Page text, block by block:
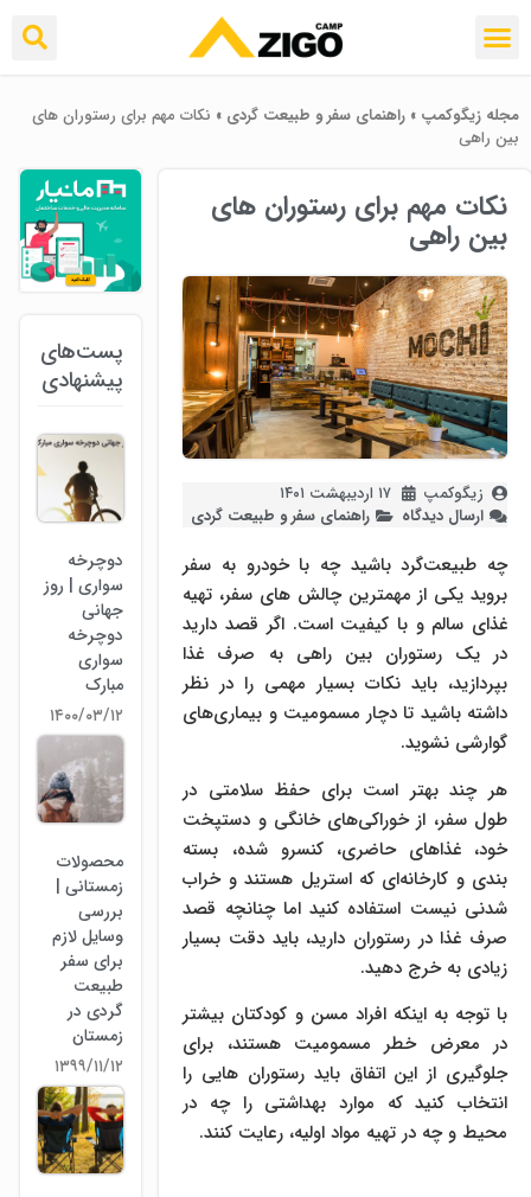
مجله زیگوکمپ » راهنمای سفر و طبیعت گردی » نکات مهم برای رستوران های
بین راهی
نکات مهم برای رستوران های
بین راهی
زیگوکمپ
۱۷ اردیبهشت ۱۴۰۱
ارسال دیدگاه
راهنمای سفر و طبیعت گردی
چه طبیعت‌گرد باشید چه با خودرو به سفر
بروید یکی از مهمترین چالش های سفر، تهیه
غذای سالم و با کیفیت است. اگر قصد دارید
در یک رستوران بین راهی به صرف غذا
بپردازید، باید نکات بسیار مهمی را در نظر
داشته باشید تا دچار مسمومیت و بیماری‌های
گوارشی نشوید.
هر چند بهتر است برای حفظ سلامتی در
طول سفر، از خوراکی‌های خانگی و دستپخت
خود، غذا‌های حاضری، کنسرو شده، بسته
بندی و کارخانه‌ای که استریل هستند و خراب
شدنی نیست استفاده کنید اما چنانچه قصد
صرف غذا در رستوران دارید، باید دقت بسیار
زیادی به خرج دهید.
با توجه به اینکه افراد مسن و کودکتان بیشتر
در معرض خطر مسمومیت هستند، برای
جلوگیری از این اتفاق باید رستوران هایی را
انتخاب کنید که موارد بهداشتی را چه در
محیط و چه در تهیه مواد اولیه، رعایت کنند.
پست‌های
پیشنهادی
دوچرخه
سواری | روز
جهانی
دوچرخه
سواری
مبارک
۱۴۰۰/۰۳/۱۲
محصولات
زمستانی |
بررسی
وسایل لازم
برای سفر
طبیعت
گردی در
زمستان
۱۳۹۹/۱۱/۱۲